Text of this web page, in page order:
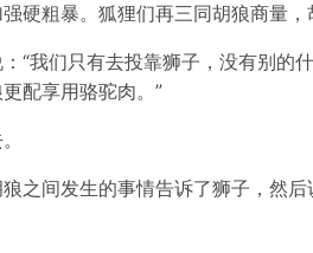
硬粗暴。狐狸们再三同胡狼商量，
“我们只有去投靠狮子，没有别
配享用骆驼肉。”
之间发生的事情告诉了狮子，然